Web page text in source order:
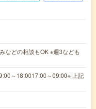
などの相談もOK ※週3なども
～18:0017:00～09:00※ 上記